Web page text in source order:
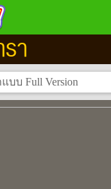
า